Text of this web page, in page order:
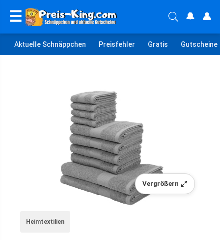
☰ 🔔 👤
Aktuelle Schnäppchen Preisfehler Gratis Gutscheine
Vergrößern
Heimtextilien